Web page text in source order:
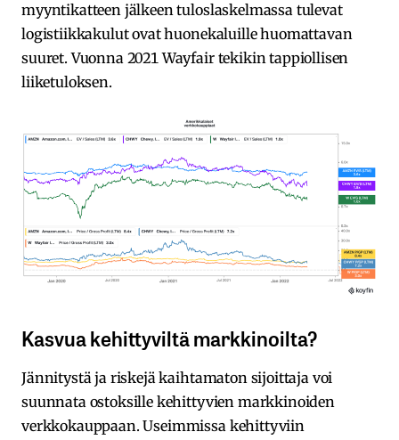
myyntikatteen jälkeen tuloslaskelmassa tulevat
logistiikkakulut ovat huonekaluille huomattavan
suuret. Vuonna 2021 Wayfair tekikin tappiollisen
liiketuloksen.
Kasvua kehittyviltä markkinoilta?
Jännitystä ja riskejä kaihtamaton sijoittaja voi
suunnata ostoksille kehittyvien markkinoiden
verkkokauppaan. Useimmissa kehittyviin